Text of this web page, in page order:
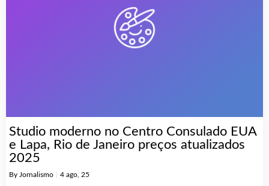
Studio moderno no Centro Consulado EUA
e Lapa, Rio de Janeiro preços atualizados
2025
By Jornalismo 4 ago, 25